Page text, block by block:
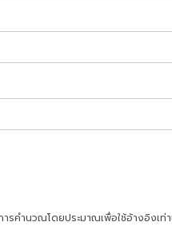
ารคำนวณโดยประมาณเพื่อใช้อ้างอิงเท่